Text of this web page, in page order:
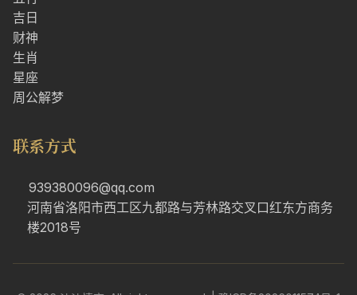
吉日
财神
生肖
星座
周公解梦
联系方式
939380096@qq.com
河南省洛阳市西工区九都路与芳林路交叉口红东方商务
楼2018号